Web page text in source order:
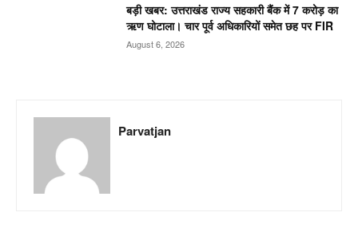
बड़ी खबर: उत्तराखंड राज्य सहकारी बैंक में 7 करोड़ का
ऋण घोटाला। चार पूर्व अधिकारियों समेत छह पर FIR
August 6, 2026
Parvatjan